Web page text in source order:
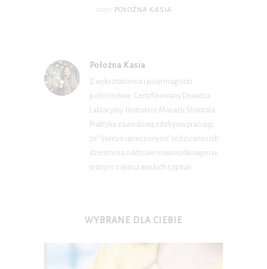
autor POŁOŻNA KASIA
Położna Kasia
Z wykształcenia i pasji magister
położnictwa. Certyfikowany Doradca
Laktacyjny. Instruktor Masażu Shantala.
Praktykę zawodową zdobywa pracując
ze "świeżo upieczonymi" rodzicami i ich
dziećmi na oddziale noworodkowym w
jednym z warszawskich szpitali.
WYBRANE DLA CIEBIE